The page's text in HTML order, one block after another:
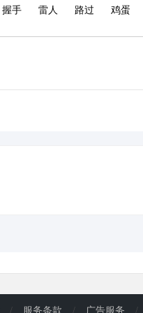
握手 雷人 路过 鸡蛋
/ 服务条款 / 广告服务 /